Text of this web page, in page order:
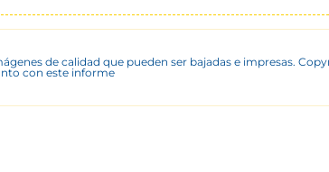
de calidad que pueden ser bajadas e impresas.
con este informe